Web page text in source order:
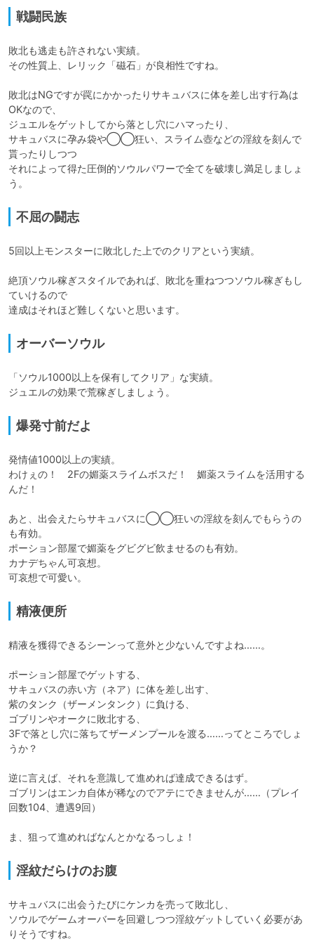
戦闘民族
敗北も逃走も許されない実績。
その性質上、レリック「磁石」が良相性ですね。
敗北はNGですが罠にかかったりサキュバスに体を差し出す行為は
OKなので、
ジュエルをゲットしてから落とし穴にハマったり、
サキュバスに孕み袋や◯◯狂い、スライム壺などの淫紋を刻んで
貰ったりしつつ
それによって得た圧倒的ソウルパワーで全てを破壊し満足しましょ
う。
不屈の闘志
5回以上モンスターに敗北した上でのクリアという実績。
絶頂ソウル稼ぎスタイルであれば、敗北を重ねつつソウル稼ぎもし
ていけるので
達成はそれほど難しくないと思います。
オーバーソウル
「ソウル1000以上を保有してクリア」な実績。
ジュエルの効果で荒稼ぎしましょう。
爆発寸前だよ
発情値1000以上の実績。
わけぇの！　2Fの媚薬スライムボスだ！　媚薬スライムを活用する
んだ！
あと、出会えたらサキュバスに◯◯狂いの淫紋を刻んでもらうの
も有効。
ポーション部屋で媚薬をグビグビ飲ませるのも有効。
カナデちゃん可哀想。
可哀想で可愛い。
精液便所
精液を獲得できるシーンって意外と少ないんですよね……。
ポーション部屋でゲットする、
サキュバスの赤い方（ネア）に体を差し出す、
紫のタンク（ザーメンタンク）に負ける、
ゴブリンやオークに敗北する、
3Fで落とし穴に落ちてザーメンプールを渡る……ってところでしょ
うか？
逆に言えば、それを意識して進めれば達成できるはず。
ゴブリンはエンカ自体が稀なのでアテにできませんが……（プレイ
回数104、遭遇9回）
ま、狙って進めればなんとかなるっしょ！
淫紋だらけのお腹
サキュバスに出会うたびにケンカを売って敗北し、
ソウルでゲームオーバーを回避しつつ淫紋ゲットしていく必要があ
りそうですね。